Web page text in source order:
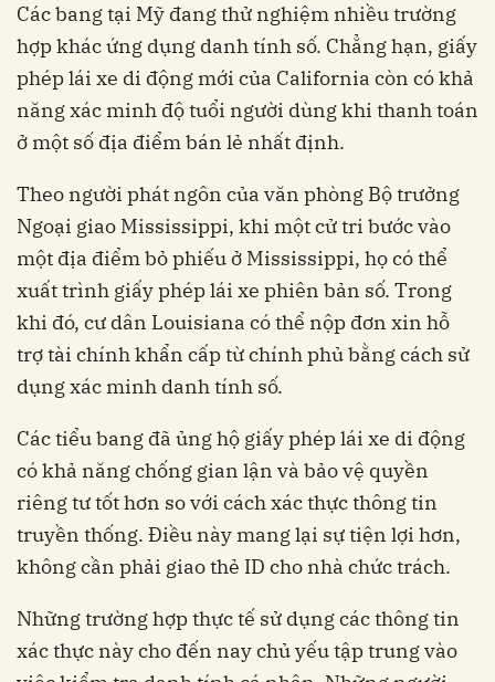
Các bang tại Mỹ đang thử nghiệm nhiều trường
hợp khác ứng dụng danh tính số. Chẳng hạn, giấy
phép lái xe di động mới của California còn có khả
năng xác minh độ tuổi người dùng khi thanh toán
ở một số địa điểm bán lẻ nhất định.
Theo người phát ngôn của văn phòng Bộ trưởng
Ngoại giao Mississippi, khi một cử tri bước vào
một địa điểm bỏ phiếu ở Mississippi, họ có thể
xuất trình giấy phép lái xe phiên bản số. Trong
khi đó, cư dân Louisiana có thể nộp đơn xin hỗ
trợ tài chính khẩn cấp từ chính phủ bằng cách sử
dụng xác minh danh tính số.
Các tiểu bang đã ủng hộ giấy phép lái xe di động
có khả năng chống gian lận và bảo vệ quyền
riêng tư tốt hơn so với cách xác thực thông tin
truyền thống. Điều này mang lại sự tiện lợi hơn,
không cần phải giao thẻ ID cho nhà chức trách.
Những trường hợp thực tế sử dụng các thông tin
xác thực này cho đến nay chủ yếu tập trung vào